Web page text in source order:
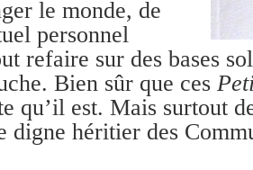
le monde, de
personnel
refaire sur des bases
Bien sûr que ces
qu’il est. Mais surtout
digne héritier des